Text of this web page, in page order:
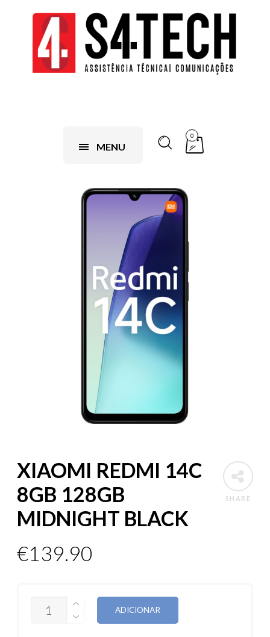
MENU
0
SHARE
XIAOMI REDMI 14C
8GB 128GB
MIDNIGHT BLACK
€139.90
QUANTIDADE
ADICIONAR